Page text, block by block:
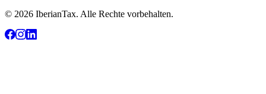
© 2026 IberianTax. Alle Rechte vorbehalten.